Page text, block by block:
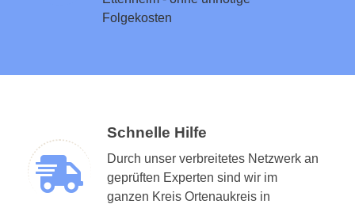
Folgekosten
Schnelle Hilfe
Durch unser verbreitetes Netzwerk an
geprüften Experten sind wir im
ganzen Kreis Ortenaukreis in